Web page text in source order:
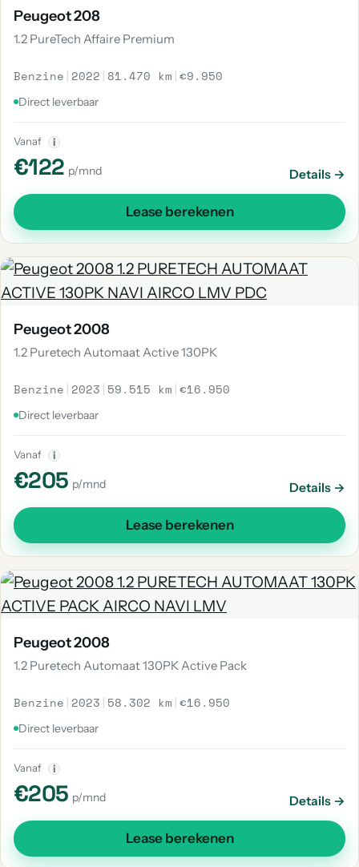
Peugeot 208
1.2 PureTech Affaire Premium
Benzine | 2022 | 81.470 km |€9.950
Direct leverbaar
Vanaf i
€122 p/mnd Details →
Lease berekenen
Peugeot 2008
1.2 Puretech Automaat Active 130PK
Benzine | 2023 | 59.515 km |€16.950
Direct leverbaar
Vanaf i
€205 p/mnd Details →
Lease berekenen
Peugeot 2008
1.2 Puretech Automaat 130PK Active Pack
Benzine | 2023 | 58.302 km |€16.950
Direct leverbaar
Vanaf i
€205 p/mnd Details →
Lease berekenen